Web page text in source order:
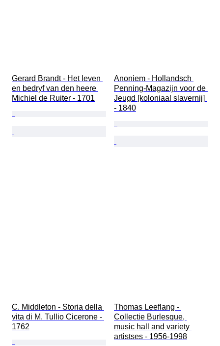
Gerard Brandt - Het leven
en bedryf van den heere
Michiel de Ruiter - 1701
Anoniem - Hollandsch
Penning-Magazijn voor de
Jeugd [koloniaal slavernij]
- 1840
C. Middleton - Storia della
vita di M. Tullio Cicerone -
1762
Thomas Leeflang -
Collectie Burlesque,
music hall and variety
artistses - 1956-1998